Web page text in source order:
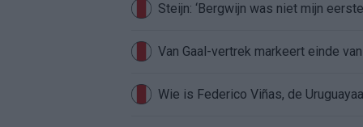
Steijn: ‘Bergwijn was niet mijn
Van Gaal-vertrek markeert einde
Wie is Federico Viñas, de